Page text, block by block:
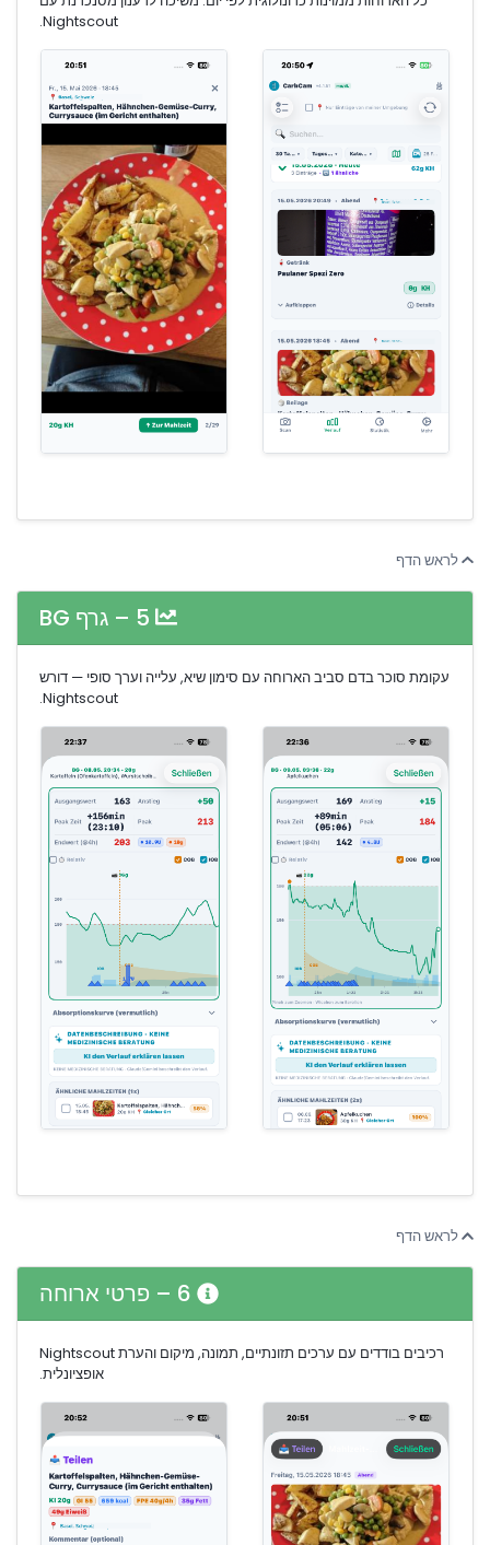
Nightscout.
לראש הדף
עקומת סוכר בדם סביב הארוחה עם סימון שיא, עלייה וערך סופי — דורש
Nightscout.
לראש הדף
רכיבים בודדים עם ערכים תזונתיים, תמונה, מיקום והערת Nightscout
אופציונלית.